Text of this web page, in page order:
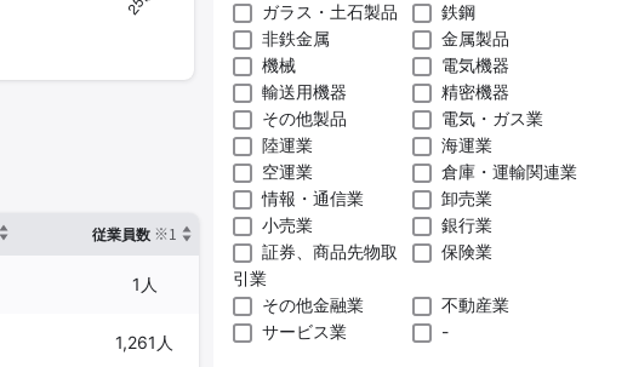
従業員数 ※1 臨時従業員数 確認した有報締日
1人
1,261人 -
ガラス・土石製品
鉄鋼
非鉄金属
金属製品
機械
電気機器
輸送用機器
精密機器
その他製品
電気・ガス業
陸運業
海運業
空運業
倉庫・運輸関連業
情報・通信業
卸売業
小売業
銀行業
証券、商品先物取
引業
保険業
その他金融業
不動産業
サービス業
-